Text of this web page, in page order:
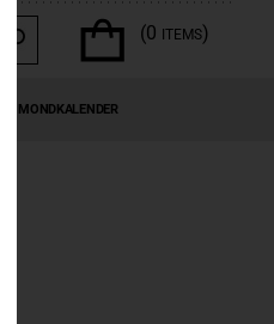
(0 ITEMS)
MONDKALENDER